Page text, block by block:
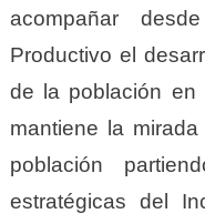
acompañar
Productivo el
de la población en
mantiene la
población
estratégicas del